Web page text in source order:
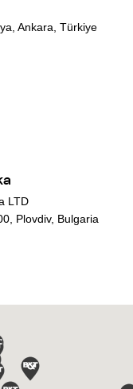
Ankara, Türkiye
LTD
Plovdiv, Bulgaria